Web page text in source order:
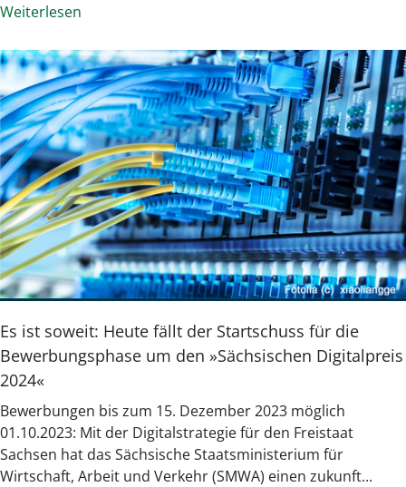
Weiterlesen
Es ist soweit: Heute fällt der Startschuss für die
Bewerbungsphase um den »Sächsischen Digitalpreis
2024«
Bewerbungen bis zum 15. Dezember 2023 möglich
01.10.2023: Mit der Digitalstrategie für den Freistaat
Sachsen hat das Sächsische Staatsministerium für
Wirtschaft, Arbeit und Verkehr (SMWA) einen zukunft...